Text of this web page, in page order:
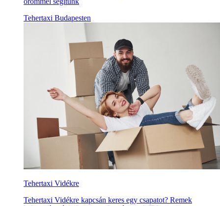
Tehertaxi Budapesten
Tehertaxi Vidékre
Tehertaxi Vidékre kapcsán keres egy csapatot? Remek